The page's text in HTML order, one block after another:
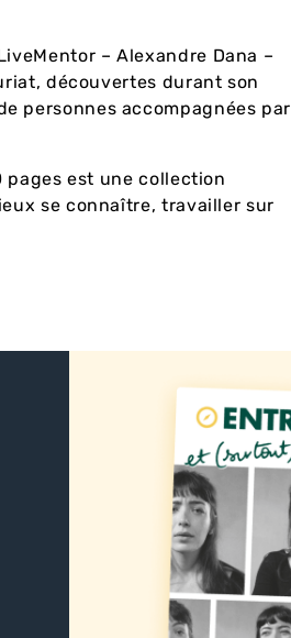
– Alexandre Dana –
découvertes durant son
personnes accompagnées par
pages est une collection
se connaître, travailler sur